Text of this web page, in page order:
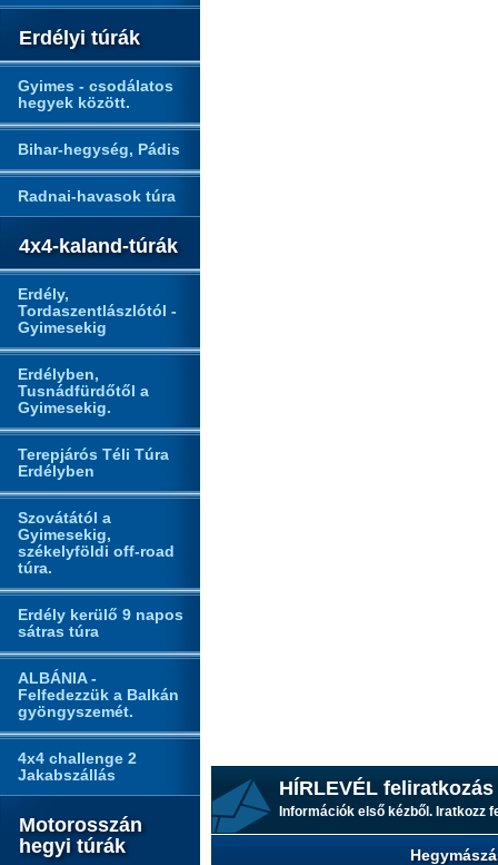
Erdélyi túrák
Gyimes - csodálatos
hegyek között.
Bihar-hegység, Pádis
Radnai-havasok túra
4x4-kaland-túrák
Erdély,
Tordaszentlászlótól -
Gyimesekig
Erdélyben,
Tusnádfürdőtől a
Gyimesekig.
Terepjárós Téli Túra
Erdélyben
Szovátától a
Gyimesekig,
székelyföldi off-road
túra.
Erdély kerülő 9 napos
sátras túra
ALBÁNIA -
Felfedezzük a Balkán
gyöngyszemét.
4x4 challenge 2
Jakabszállás
Motorosszán
hegyi túrák
HÍRLEVÉL feliratkozás
Információk első kézből. Iratkozz